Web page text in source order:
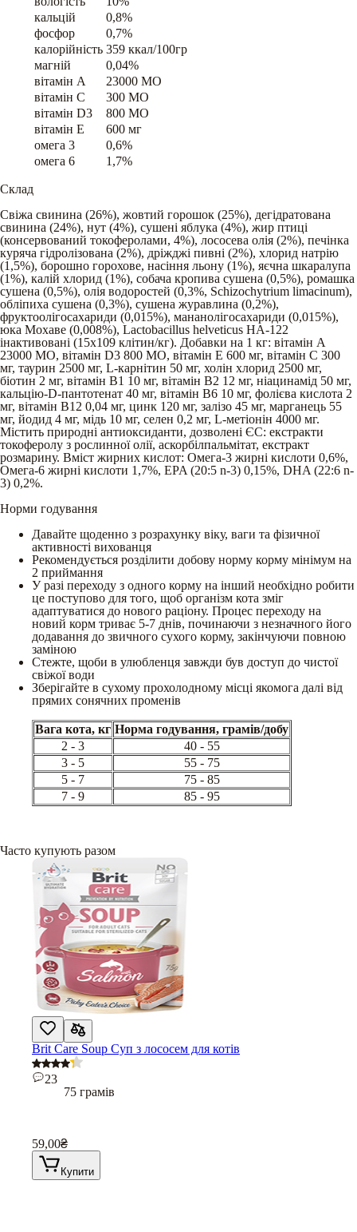
кальцій
0,8%
фосфор
0,7%
калорійність 359 ккал/100гр
магній
0,04%
вітамін A
23000 МО
вітамін C
300 МО
вітамін D3
800 МО
вітамін E
600 мг
омега 3
0,6%
омега 6
1,7%
Склад
Свіжа свинина (26%), жовтий горошок (25%), дегідратована
свинина (24%), нут (4%), сушені яблука (4%), жир птиці
(консервований токоферолами, 4%), лососева олія (2%), печінка
куряча гідролізована (2%), дріжджі пивні (2%), хлорид натрію
(1,5%), борошно горохове, насіння льону (1%), яєчна шкаралупа
(1%), калій хлорид (1%), собача кропива сушена (0,5%), ромашка
сушена (0,5%), олія водоростей (0,3%, Schizochytrium limacinum),
обліпиха сушена (0,3%), сушена журавлина (0,2%),
фруктоолігосахариди (0,015%), мананолігосахариди (0,015%),
юка Мохаве (0,008%), Lactobacillus helveticus HA-122
інактивовані (15x109 клітин/кг). Добавки на 1 кг: вітамін А
23000 МО, вітамін D3 800 МО, вітамін Е 600 мг, вітамін С 300
мг, таурин 2500 мг, L-карнітин 50 мг, холін хлорид 2500 мг,
біотин 2 мг, вітамін B1 10 мг, вітамін B2 12 мг, ніацинамід 50 мг,
кальцію-D-пантотенат 40 мг, вітамін B6 10 мг, фолієва кислота 2
мг, вітамін B12 0,04 мг, цинк 120 мг, залізо 45 мг, марганець 55
мг, йодид 4 мг, мідь 10 мг, селен 0,2 мг, L-метіонін 4000 мг.
Містить природні антиоксиданти, дозволені ЄС: екстракти
токоферолу з рослинної олії, аскорбілпальмітат, екстракт
розмарину. Вміст жирних кислот: Омега-3 жирні кислоти 0,6%,
Омега-6 жирні кислоти 1,7%, EPA (20:5 n-3) 0,15%, DHA (22:6 n-
3) 0,2%.
Норми годування
Давайте щоденно з розрахунку віку, ваги та фізичної
активності вихованця
Рекомендується розділити добову норму корму мінімум на
2 приймання
У разі переходу з одного корму на інший необхідно робити
це поступово для того, щоб організм кота зміг
адаптуватися до нового раціону. Процес переходу на
новий корм триває 5-7 днів, починаючи з незначного його
додавання до звичного сухого корму, закінчуючи повною
заміною
Стежте, щоби в улюбленця завжди був доступ до чистої
свіжої води
Зберігайте в сухому прохолодному місці якомога далі від
прямих сонячних променів
Вага кота, кг Норма годування, грамів/добу
2 - 3
40 - 55
3 - 5
55 - 75
5 - 7
75 - 85
7 - 9
85 - 95
Часто купують разом
Brit Care Soup Суп з лососем для котів
23
75 грамів
59,00₴
Купити